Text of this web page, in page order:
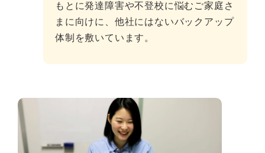
もとに発達障害や不登校に悩むご家庭さ
まに向けに、他社にはないバックアップ
体制を敷いています。